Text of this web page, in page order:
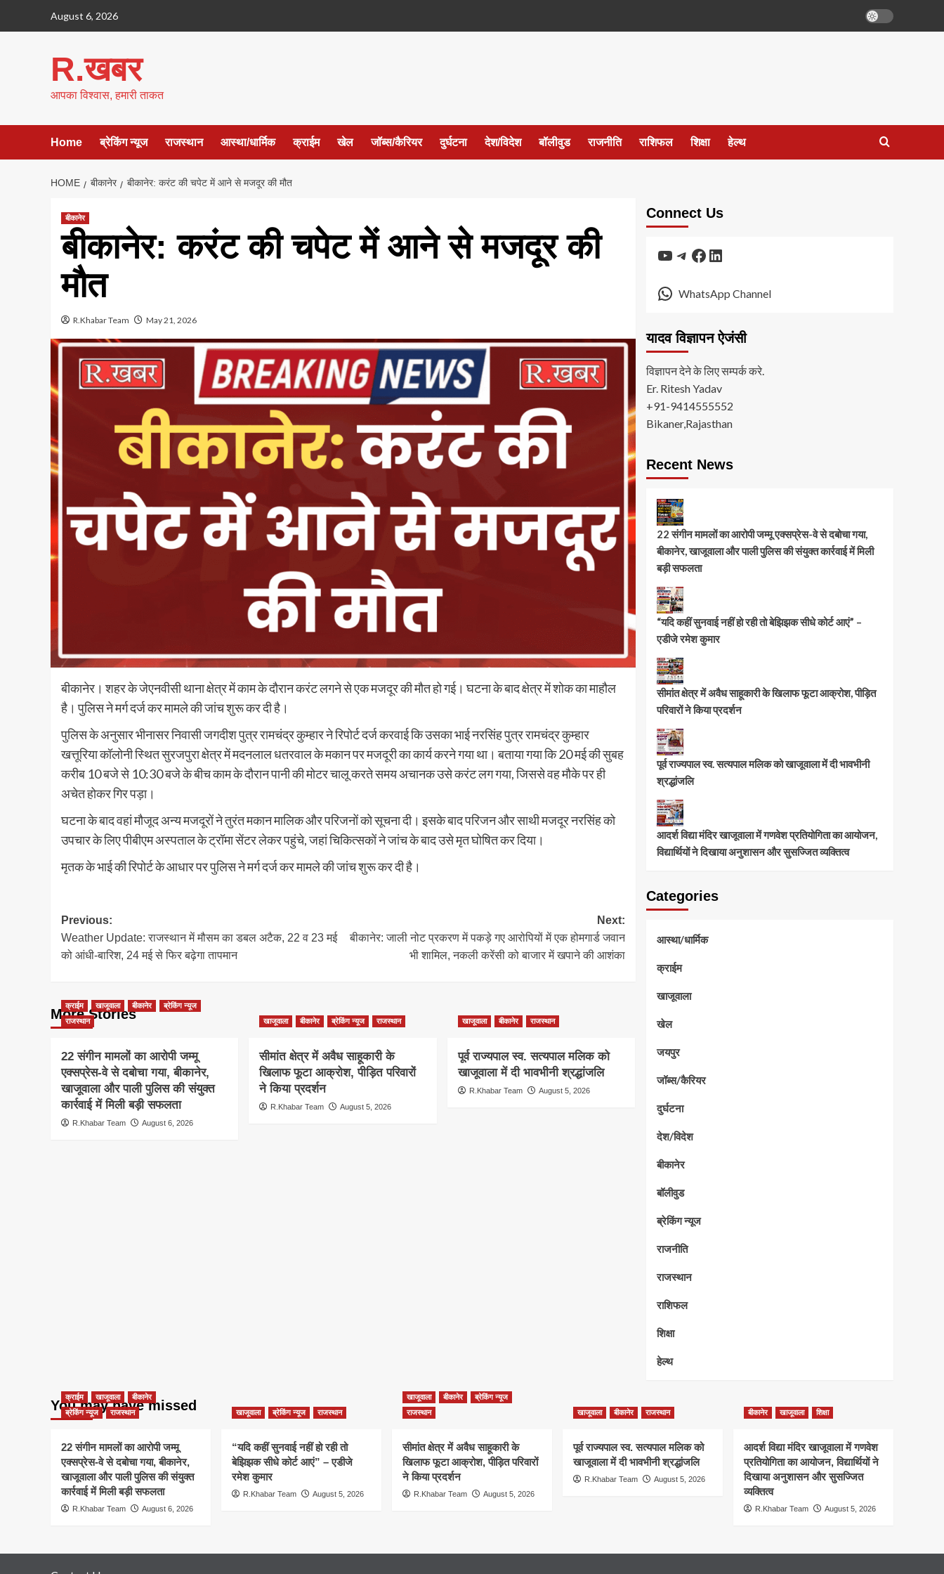
August 6, 2026
R.खबर
आपका विश्वास, हमारी ताकत
Home ब्रेकिंग न्यूज राजस्थान आस्था/धार्मिक क्राईम खेल जॉब्स/कैरियर दुर्घटना देश/विदेश बॉलीवुड राजनीति राशिफल शिक्षा हेल्थ
HOME बीकानेर बीकानेर: करंट की चपेट में आने से मजदूर की मौत
बीकानेर
बीकानेर: करंट की चपेट में आने से मजदूर की
मौत
R.Khabar Team May 21, 2026
बीकानेर। शहर के जेएनवीसी थाना क्षेत्र में काम के दौरान करंट लगने से एक मजदूर की मौत हो गई। घटना के बाद क्षेत्र में शोक का माहौल
है। पुलिस ने मर्ग दर्ज कर मामले की जांच शुरू कर दी है।
पुलिस के अनुसार भीनासर निवासी जगदीश पुत्र रामचंद्र कुम्हार ने रिपोर्ट दर्ज करवाई कि उसका भाई नरसिंह पुत्र रामचंद्र कुम्हार
खत्तूरिया कॉलोनी स्थित सुरजपुरा क्षेत्र में मदनलाल धतरवाल के मकान पर मजदूरी का कार्य करने गया था। बताया गया कि 20 मई की सुबह
करीब 10 बजे से 10:30 बजे के बीच काम के दौरान पानी की मोटर चालू करते समय अचानक उसे करंट लग गया, जिससे वह मौके पर ही
अचेत होकर गिर पड़ा।
घटना के बाद वहां मौजूद अन्य मजदूरों ने तुरंत मकान मालिक और परिजनों को सूचना दी। इसके बाद परिजन और साथी मजदूर नरसिंह को
उपचार के लिए पीबीएम अस्पताल के ट्रॉमा सेंटर लेकर पहुंचे, जहां चिकित्सकों ने जांच के बाद उसे मृत घोषित कर दिया।
मृतक के भाई की रिपोर्ट के आधार पर पुलिस ने मर्ग दर्ज कर मामले की जांच शुरू कर दी है।
Post
navigation
Previous:
Weather Update: राजस्थान में मौसम का डबल अटैक, 22 व 23 मई
को आंधी-बारिश, 24 मई से फिर बढ़ेगा तापमान
Next:
बीकानेर: जाली नोट प्रकरण में पकड़े गए आरोपियों में एक होमगार्ड जवान
भी शामिल, नकली करेंसी को बाजार में खपाने की आशंका
More Stories
क्राईम खाजूवाला बीकानेर
ब्रेकिंग न्यूज
राजस्थान
22 संगीन मामलों का आरोपी जम्मू
एक्सप्रेस-वे से दबोचा गया, बीकानेर,
खाजूवाला और पाली पुलिस की संयुक्त
कार्रवाई में मिली बड़ी सफलता
R.Khabar Team August 6, 2026
खाजूवाला बीकानेर ब्रेकिंग न्यूज राजस्थान
सीमांत क्षेत्र में अवैध साहूकारी के
खिलाफ फूटा आक्रोश, पीड़ित परिवारों
ने किया प्रदर्शन
R.Khabar Team August 5, 2026
खाजूवाला बीकानेर राजस्थान
पूर्व राज्यपाल स्व. सत्यपाल मलिक को
खाजूवाला में दी भावभीनी श्रद्धांजलि
R.Khabar Team August 5, 2026
Connect Us
YouTube
Telegram
Facebook
LinkedIn
WhatsApp Channel
यादव विज्ञापन ऐजंसी
विज्ञापन देने के लिए सम्पर्क करे.
Er. Ritesh Yadav
+91-9414555552
Bikaner,Rajasthan
Recent News
22 संगीन मामलों का आरोपी जम्मू एक्सप्रेस-वे से दबोचा गया,
बीकानेर, खाजूवाला और पाली पुलिस की संयुक्त कार्रवाई में मिली
बड़ी सफलता
“यदि कहीं सुनवाई नहीं हो रही तो बेझिझक सीधे कोर्ट आएं” –
एडीजे रमेश कुमार
सीमांत क्षेत्र में अवैध साहूकारी के खिलाफ फूटा आक्रोश, पीड़ित
परिवारों ने किया प्रदर्शन
पूर्व राज्यपाल स्व. सत्यपाल मलिक को खाजूवाला में दी भावभीनी
श्रद्धांजलि
आदर्श विद्या मंदिर खाजूवाला में गणवेश प्रतियोगिता का आयोजन,
विद्यार्थियों ने दिखाया अनुशासन और सुसज्जित व्यक्तित्व
Categories
आस्था/धार्मिक
क्राईम
खाजूवाला
खेल
जयपुर
जॉब्स/कैरियर
दुर्घटना
देश/विदेश
बीकानेर
बॉलीवुड
ब्रेकिंग न्यूज
राजनीति
राजस्थान
राशिफल
शिक्षा
हेल्थ
You may have missed
क्राईम खाजूवाला
बीकानेर
ब्रेकिंग न्यूज
राजस्थान
22 संगीन मामलों का आरोपी जम्मू
एक्सप्रेस-वे से दबोचा गया, बीकानेर,
खाजूवाला और पाली पुलिस की संयुक्त
कार्रवाई में मिली बड़ी सफलता
R.Khabar Team August 6, 2026
खाजूवाला ब्रेकिंग न्यूज राजस्थान
“यदि कहीं सुनवाई नहीं हो रही तो
बेझिझक सीधे कोर्ट आएं” – एडीजे
रमेश कुमार
R.Khabar Team August 5, 2026
खाजूवाला बीकानेर
ब्रेकिंग न्यूज
राजस्थान
सीमांत क्षेत्र में अवैध साहूकारी के
खिलाफ फूटा आक्रोश, पीड़ित परिवारों
ने किया प्रदर्शन
R.Khabar Team August 5, 2026
खाजूवाला बीकानेर राजस्थान
पूर्व राज्यपाल स्व. सत्यपाल मलिक को
खाजूवाला में दी भावभीनी श्रद्धांजलि
R.Khabar Team August 5, 2026
बीकानेर खाजूवाला शिक्षा
आदर्श विद्या मंदिर खाजूवाला में गणवेश
प्रतियोगिता का आयोजन, विद्यार्थियों ने
दिखाया अनुशासन और सुसज्जित
व्यक्तित्व
R.Khabar Team August 5, 2026